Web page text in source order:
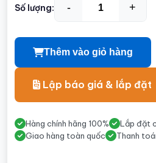
Số lượng: - +
Thêm vào giỏ hàng
Lập báo giá & lắp đặt
Hàng chính hãng 100%
Lắp đặt
Giao hàng toàn quốc
Thanh